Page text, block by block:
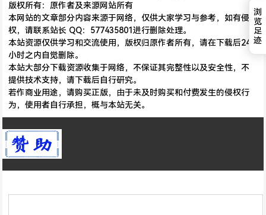
版权所有：原作者及来源网站所有
本网站的文章部分内容来源于网络，仅供大家学习与参考，如有侵
权，请联系站长 QQ：577435801进行删除处理。
本站资源仅供学习和交流使用，版权归原作者所有，请在下载后24
小时之内自觉删除。
本站大部分下载资源收集于网络，不保证其完整性以及安全性，不
提供技术支持，请下载后自行研究。
若作商业用途，请购买正版，由于未及时购买和付费发生的侵权行
为，使用者自行承担，概与本站无关。
浏
览
足
迹